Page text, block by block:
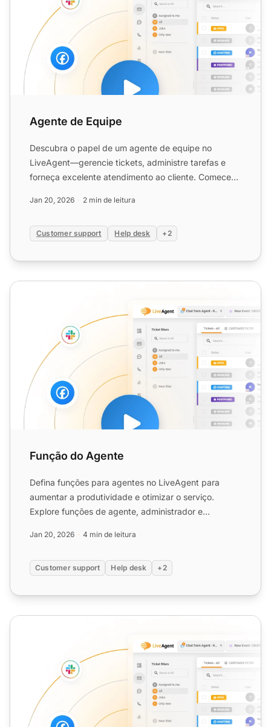
Agente de Equipe
Descubra o papel de um agente de equipe no
LiveAgent—gerencie tickets, administre tarefas e
forneça excelente atendimento ao cliente. Comece
Jan 20, 2026 2 min de leitura
Customer support Help desk +2
Função do Agente
Função do Agente
Defina funções para agentes no LiveAgent para
aumentar a produtividade e otimizar o serviço.
Explore funções de agente, administrador e
Jan 20, 2026 4 min de leitura
Customer support Help desk +2
Agente Sem Restrições